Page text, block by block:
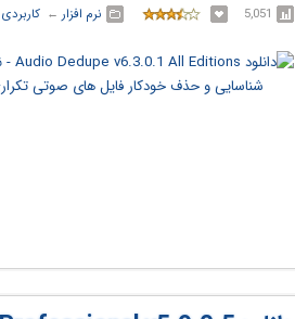
5,051 نرم افزار ← ‏ کاربردی